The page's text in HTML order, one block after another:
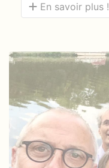
En savoir plus !